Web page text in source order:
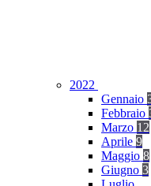
2022
Gennaio
Febbraio
Marzo 12
Aprile 9
Maggio 8
Giugno 3